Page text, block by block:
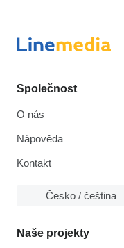
Společnost
O nás
Nápověda
Kontakt
Česko / čeština
Naše projekty